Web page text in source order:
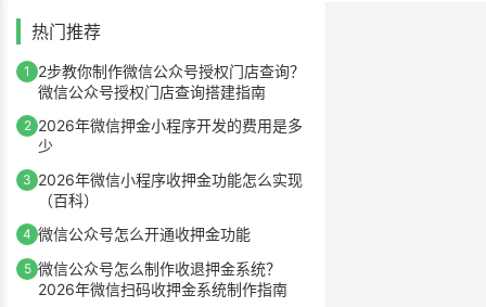
热门推荐
1
2步教你制作微信公众号授权门店查询？
微信公众号授权门店查询搭建指南
2 2026年微信押金小程序开发的费用是多
少
3 2026年微信小程序收押金功能怎么实现
（百科）
4 微信公众号怎么开通收押金功能
5 微信公众号怎么制作收退押金系统？
2026年微信扫码收押金系统制作指南